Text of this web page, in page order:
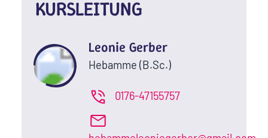
KURSLEITUNG
Leonie Gerber
Hebamme (B.Sc.)
0176-47155757